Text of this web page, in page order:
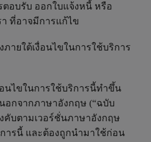
อบรับ ออกใบแจ้งหนี้ หรือ
า ที่อาจมีการแก้ไข
ภายใต้เงื่อนไขในการใช้บริการ
นไขในการใช้บริการนี้ทำขึ้น
อกจากภาษาอังกฤษ (“ฉบับ
คับตามเวอร์ชั่นภาษาอังกฤษ
ารนี้ และต้องถูกนำมาใช้ก่อน